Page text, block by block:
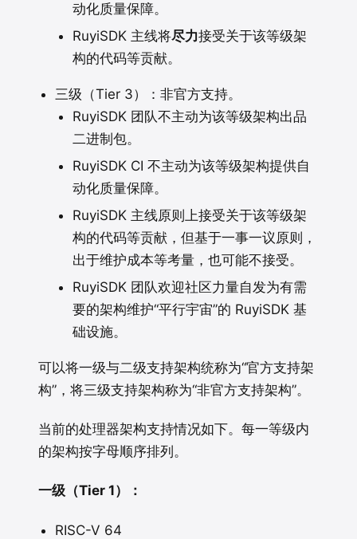
动化质量保障。
RuyiSDK 主线将尽力接受关于该等级架
构的代码等贡献。
三级（Tier 3）：非官方支持。
RuyiSDK 团队不主动为该等级架构出品
二进制包。
RuyiSDK CI 不主动为该等级架构提供自
动化质量保障。
RuyiSDK 主线原则上接受关于该等级架
构的代码等贡献，但基于一事一议原则，
出于维护成本等考量，也可能不接受。
RuyiSDK 团队欢迎社区力量自发为有需
要的架构维护“平行宇宙”的 RuyiSDK 基
础设施。
可以将一级与二级支持架构统称为“官方支持架
构”，将三级支持架构称为“非官方支持架构”。
当前的处理器架构支持情况如下。每一等级内
的架构按字母顺序排列。
一级（Tier 1）：
RISC-V 64